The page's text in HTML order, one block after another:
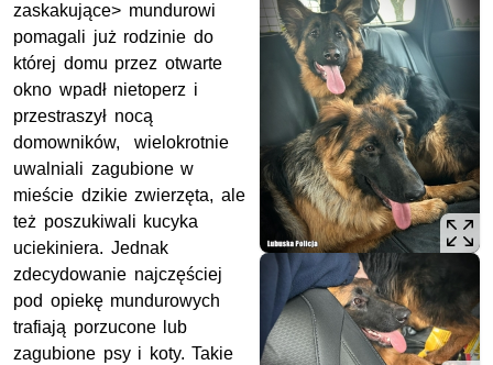
zaskakujące> mundurowi
pomagali już rodzinie do
której domu przez otwarte
okno wpadł nietoperz i
przestraszył nocą
domowników, wielokrotnie
uwalniali zagubione w
mieście dzikie zwierzęta, ale
też poszukiwali kucyka
uciekiniera. Jednak
zdecydowanie najczęściej
pod opiekę mundurowych
trafiają porzucone lub
zagubione psy i koty. Takie